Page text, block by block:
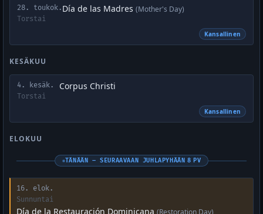
28. toukok.
Torstai
Día de las Madres (Mother's Day)
Kansallinen
KESÄKUU
4. kesäk.
Torstai
Corpus Christi
Kansallinen
ELOKUU
TÄNÄÄN – SEURAAVAAN JUHLAPYHÄÄN 8 PV
16. elok.
Sunnuntai
Día de la Restauración Dominicana (Restoration Day)